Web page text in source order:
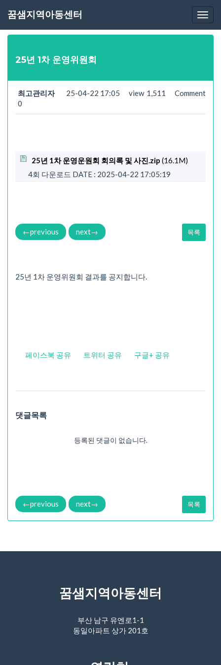
꿈샘지역아동센터
공지사항
25년 1차 운영위원회
최고관리자 25-04-22 17:05 view 1,511
Comment
0
25년 1차 운영운원회 회의록 및 사진.zip (16.1M)
4회 다운로드 DATE : 2025-04-22 17:05:19
←previous next→ 목록
25년 1차 운영위원회 결과를 공지합니다.
페이스북 공유 트위터 공유 구글+ 공유
댓글목록
등록된 댓글이 없습니다.
←previous next→ 목록
꿈샘지역아동센터
부산 남구 유엔로1-1
동일아파트 상가 201호